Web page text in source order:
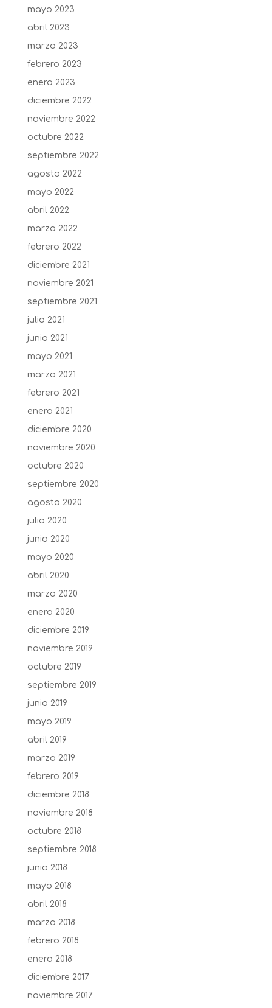
mayo 2023
abril 2023
marzo 2023
febrero 2023
enero 2023
diciembre 2022
noviembre 2022
octubre 2022
septiembre 2022
agosto 2022
mayo 2022
abril 2022
marzo 2022
febrero 2022
diciembre 2021
noviembre 2021
septiembre 2021
julio 2021
junio 2021
mayo 2021
marzo 2021
febrero 2021
enero 2021
diciembre 2020
noviembre 2020
octubre 2020
septiembre 2020
agosto 2020
julio 2020
junio 2020
mayo 2020
abril 2020
marzo 2020
enero 2020
diciembre 2019
noviembre 2019
octubre 2019
septiembre 2019
junio 2019
mayo 2019
abril 2019
marzo 2019
febrero 2019
diciembre 2018
noviembre 2018
octubre 2018
septiembre 2018
junio 2018
mayo 2018
abril 2018
marzo 2018
febrero 2018
enero 2018
diciembre 2017
noviembre 2017